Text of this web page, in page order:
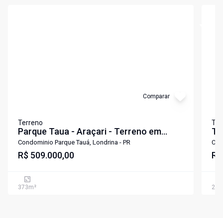
Comparar
Terreno
Parque Taua - Araçari - Terreno em
condominio
Condominio Parque Tauá, Londrina - PR
R$ 509.000,00
373m² 268